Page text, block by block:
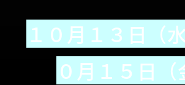
１０月１３日（
０月１５日（